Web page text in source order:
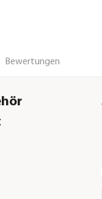
Bewertungen